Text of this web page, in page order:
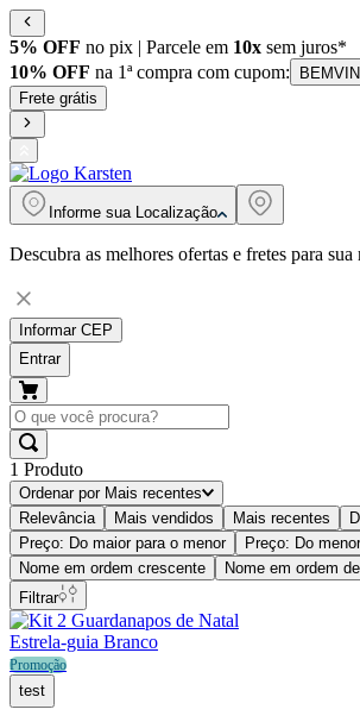
5% OFF no pix | Parcele em 10x sem juros*
10% OFF na 1ª compra com cupom:
Frete grátis
Informe sua Localização
Descubra as melhores ofertas e fretes para sua
Informar CEP
Entrar
1 Produto
Ordenar por Mais recentes
Relevância
Mais vendidos Mais recentes
Preço: Do maior para o menor
Preço: Do
Nome em ordem crescente
Nome em ordem
Filtrar
Promoção
test